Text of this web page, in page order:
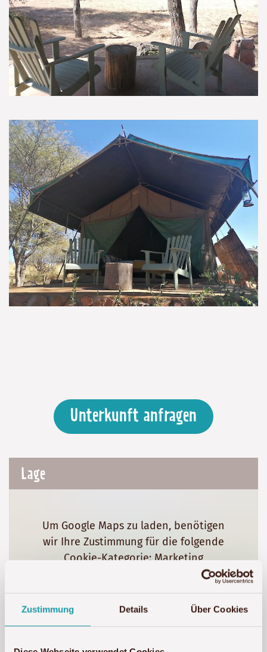
Zustimmung Details Über Cookies
Unterkunft anfragen
Lage
Um Google Maps zu laden, benötigen
wir Ihre Zustimmung für die folgende
Cookie-Kategorie: Marketing
Marketing-Cookies akzeptieren